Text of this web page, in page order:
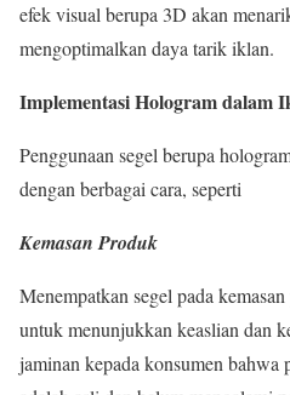
efek visual berupa 3D akan
mengoptimalkan daya tarik iklan.
Implementasi Hologram dalam
Penggunaan segel berupa
dengan berbagai cara, seperti
Kemasan Produk
Menempatkan segel pada
untuk menunjukkan keaslian dan
jaminan kepada konsumen bahwa